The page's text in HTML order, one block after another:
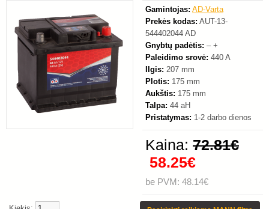
Gamintojas: AD-Varta
Prekės kodas: AUT-13-
544402044 AD
Gnybtų padėtis: – +
Paleidimo srovė: 440 A
Ilgis: 207 mm
Plotis: 175 mm
Aukštis: 175 mm
Talpa: 44 aH
Pristatymas: 1-2 darbo dienos
Kaina: 72.81€
58.25€
be PVM: 48.14€